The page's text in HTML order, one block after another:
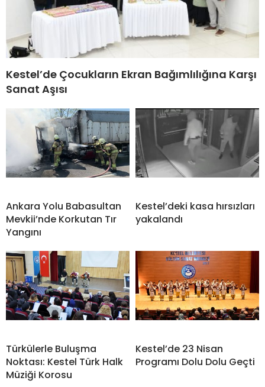
Kestel’de Çocukların Ekran Bağımlılığına Karşı
Sanat Aşısı
Ankara Yolu Babasultan
Mevkii’nde Korkutan Tır
Yangını
Kestel’deki kasa hırsızları
yakalandı
Türkülerle Buluşma
Noktası: Kestel Türk Halk
Müziği Korosu
Kestel’de 23 Nisan
Programı Dolu Dolu Geçti